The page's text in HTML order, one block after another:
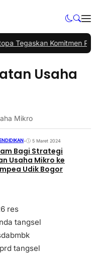
Tegaskan Komitmen PKS
Usaha
Mikro
• 5 Maret 2024
Bagi Strategi
Usaha Mikro ke
Udik Bogor